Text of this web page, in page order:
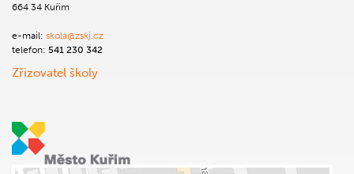
664 34 Kuřim
e-mail: skola@zskj.cz
telefon: 541 230 342
Zřizovatel školy